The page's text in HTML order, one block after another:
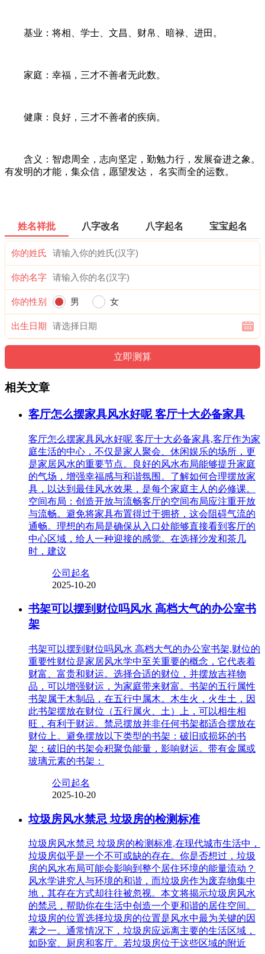
基业：将相、学士、文昌、财帛、暗禄、进田。
家庭：幸福，三才不善者无此数。
健康：良好，三才不善者的疾病。
含义：智虑周全，志向坚定，勤勉力行，发展奋进之象。
有发明的才能，集众信，愿望发达， 名实而全的运数。
姓名祥批 八字改名 八字起名 宝宝起名
你的姓氏
你的名字
你的性别 男 女
出生日期
相关文章
客厅怎么摆家具风水好呢 客厅十大必备家具
客厅怎么摆家具风水好呢 客厅十大必备家具,客厅作为家
庭生活的中心，不仅是家人聚会、休闲娱乐的场所，更
是家居风水的重要节点。良好的风水布局能够提升家庭
的气场，增强幸福感与和谐氛围。了解如何合理摆放家
具，以达到最佳风水效果，是每个家庭主人的必修课。
空间布局：创造开放与流畅客厅的空间布局应注重开放
与流畅。避免将家具布置得过于拥挤，这会阻碍气流的
通畅。理想的布局是确保从入口处能够直接看到客厅的
中心区域，给人一种迎接的感觉。在选择沙发和茶几
时，建议
公司起名
2025-10-20
书架可以摆到财位吗风水 高档大气的办公室书
架
书架可以摆到财位吗风水 高档大气的办公室书架,财位的
重要性财位是家居风水学中至关重要的概念，它代表着
财富、富贵和财运。选择合适的财位，并摆放吉祥物
品，可以增强财运，为家庭带来财富。书架的五行属性
书架属于木制品，在五行中属木。木生火，火生土，因
此书架摆放在财位（五行属火、土）上，可以相生相
旺，有利于财运。禁忌摆放并非任何书架都适合摆放在
财位上。避免摆放以下类型的书架：破旧或损坏的书
架：破旧的书架会积聚负能量，影响财运。带有金属或
玻璃元素的书架：
公司起名
2025-10-20
垃圾房风水禁忌 垃圾房的检测标准
垃圾房风水禁忌 垃圾房的检测标准,在现代城市生活中，
垃圾房似乎是一个不可或缺的存在。你是否想过，垃圾
房的风水布局可能会影响到整个居住环境的能量流动？
风水学讲究人与环境的和谐，而垃圾房作为废弃物集中
地，其存在方式却往往被忽视。本文将揭示垃圾房风水
的禁忌，帮助你在生活中创造一个更和谐的居住空间。
垃圾房的位置选择垃圾房的位置是风水中最为关键的因
素之一。通常情况下，垃圾房应远离主要的生活区域，
如卧室、厨房和客厅。若垃圾房位于这些区域的附近